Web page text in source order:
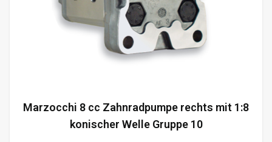
Marzocchi 8 cc Zahnradpumpe rechts mit 1:8
konischer Welle Gruppe 10